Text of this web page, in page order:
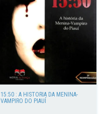
15:50 : A HISTÓRIA DA MENINA-
VAMPIRO DO PIAUÍ